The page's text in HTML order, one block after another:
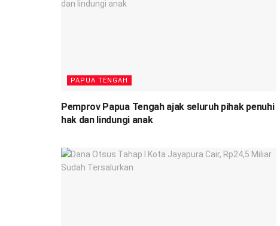
PAPUA TENGAH
Pemprov Papua Tengah ajak seluruh pihak penuhi
hak dan lindungi anak